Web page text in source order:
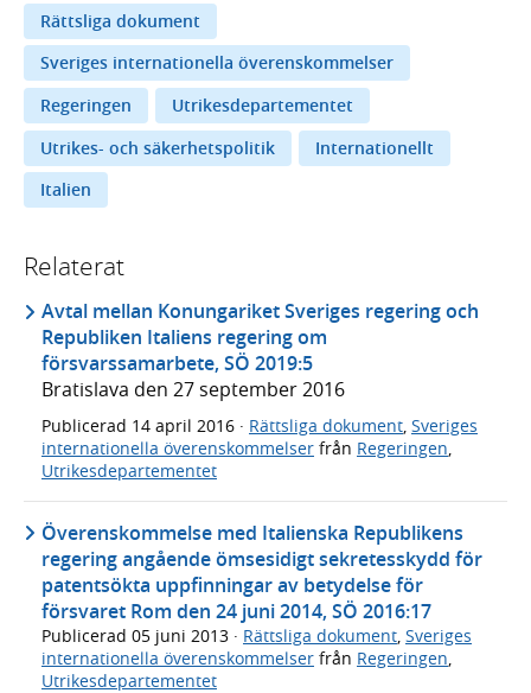
Rättsliga dokument
Sveriges internationella överenskommelser
Regeringen
Utrikesdepartementet
Utrikes- och säkerhetspolitik
Internationellt
Italien
Relaterat
Avtal mellan Konungariket Sveriges regering och
Republiken Italiens regering om
försvarssamarbete, SÖ 2019:5
Bratislava den 27 september 2016
Publicerad 14 april 2016 · Rättsliga dokument, Sveriges
internationella överenskommelser från Regeringen,
Utrikesdepartementet
Överenskommelse med Italienska Republikens
regering angående ömsesidigt sekretesskydd för
patentsökta uppfinningar av betydelse för
försvaret Rom den 24 juni 2014, SÖ 2016:17
Publicerad 05 juni 2013 · Rättsliga dokument, Sveriges
internationella överenskommelser från Regeringen,
Utrikesdepartementet